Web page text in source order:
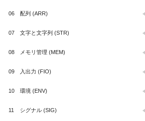
06 配列 (ARR)
07 文字と文字列 (STR)
08 メモリ管理 (MEM)
09 入出力 (FIO)
10 環境 (ENV)
11 シグナル (SIG)